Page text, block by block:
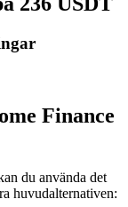
Finance
du använda det
huvudalternativen: